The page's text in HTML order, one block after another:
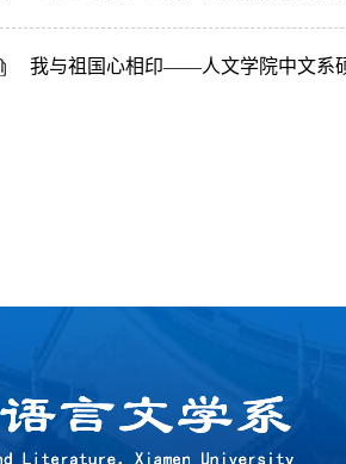
我与祖国心相印——人文学院中文系